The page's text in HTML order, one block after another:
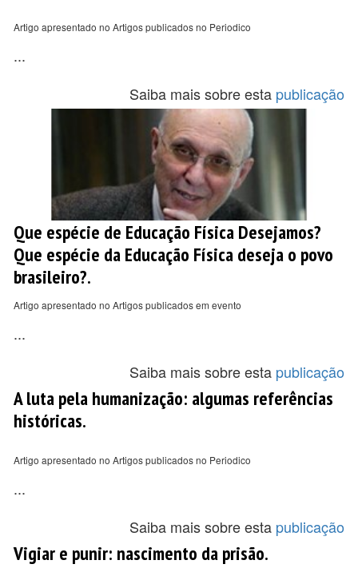
Artigo apresentado no Artigos publicados no Periodico
...
Saiba mais sobre esta publicação
Que espécie de Educação Física Desejamos?
Que espécie da Educação Física deseja o povo
brasileiro?.
Artigo apresentado no Artigos publicados em evento
...
Saiba mais sobre esta publicação
A luta pela humanização: algumas referências
históricas.
Artigo apresentado no Artigos publicados no Periodico
...
Saiba mais sobre esta publicação
Vigiar e punir: nascimento da prisão.